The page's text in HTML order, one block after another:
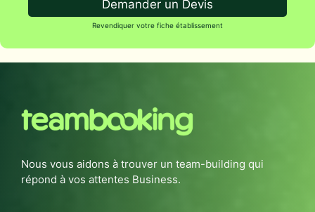
Demander un Devis
Revendiquer votre fiche établissement
Nous vous aidons à trouver un team-building qui
répond à vos attentes Business.